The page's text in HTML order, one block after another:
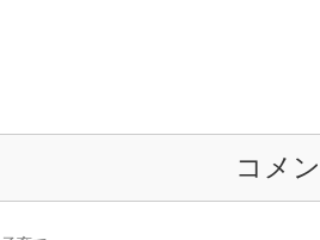
コメ